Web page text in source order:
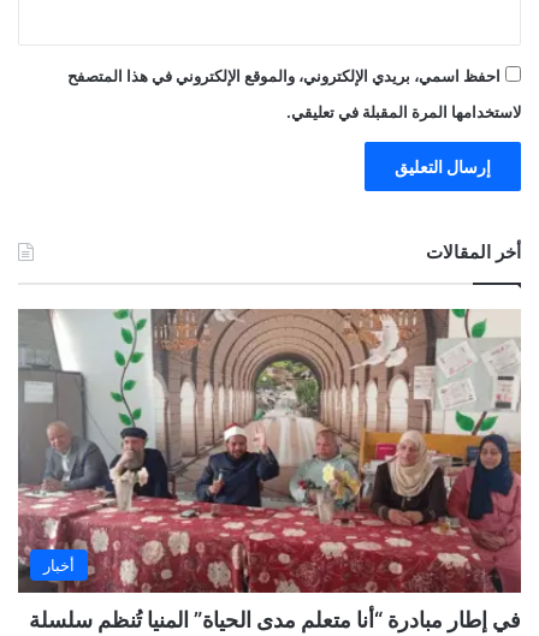
احفظ اسمي، بريدي الإلكتروني، والموقع الإلكتروني في هذا المتصفح
لاستخدامها المرة المقبلة في تعليقي.
أخر المقالات
أخبار
في إطار مبادرة “أنا متعلم مدى الحياة” المنيا تُنظم سلسلة